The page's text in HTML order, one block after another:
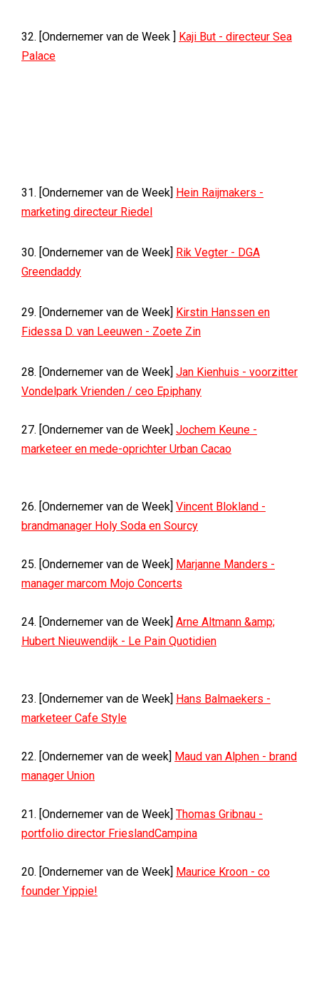
32. [Ondernemer van de Week ] Kaji But - directeur Sea
Palace
31. [Ondernemer van de Week] Hein Raijmakers -
marketing directeur Riedel
30. [Ondernemer van de Week] Rik Vegter - DGA
Greendaddy
29. [Ondernemer van de Week] Kirstin Hanssen en
Fidessa D. van Leeuwen - Zoete Zin
28. [Ondernemer van de Week] Jan Kienhuis - voorzitter
Vondelpark Vrienden / ceo Epiphany
27. [Ondernemer van de Week] Jochem Keune -
marketeer en mede-oprichter Urban Cacao
26. [Ondernemer van de Week] Vincent Blokland -
brandmanager Holy Soda en Sourcy
25. [Ondernemer van de Week] Marjanne Manders -
manager marcom Mojo Concerts
24. [Ondernemer van de Week] Arne Altmann &amp;
Hubert Nieuwendijk - Le Pain Quotidien
23. [Ondernemer van de Week] Hans Balmaekers -
marketeer Cafe Style
22. [Ondernemer van de week] Maud van Alphen - brand
manager Union
21. [Ondernemer van de Week] Thomas Gribnau -
portfolio director FrieslandCampina
20. [Ondernemer van de Week] Maurice Kroon - co
founder Yippie!